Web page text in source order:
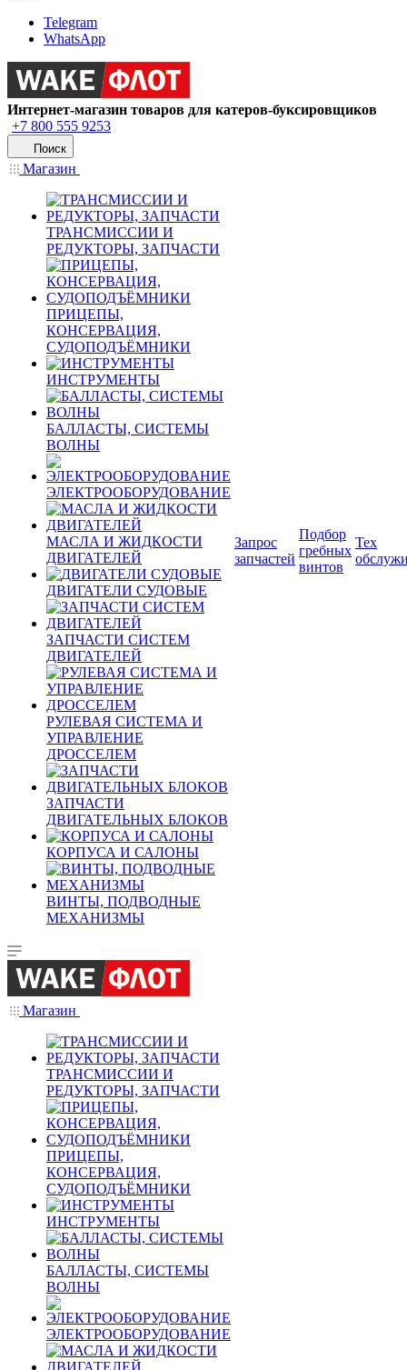
Telegram
WhatsApp
Интернет-магазин товаров для катеров-буксировщиков
+7 800 555 9253
Поиск
Магазин
ТРАНСМИССИИ И
РЕДУКТОРЫ, ЗАПЧАСТИ
ПРИЦЕПЫ,
КОНСЕРВАЦИЯ,
СУДОПОДЪЁМНИКИ
ИНСТРУМЕНТЫ
БАЛЛАСТЫ, СИСТЕМЫ
ВОЛНЫ
ЭЛЕКТРООБОРУДОВАНИЕ
МАСЛА И ЖИДКОСТИ
ДВИГАТЕЛЕЙ
ДВИГАТЕЛИ СУДОВЫЕ
ЗАПЧАСТИ СИСТЕМ
ДВИГАТЕЛЕЙ
РУЛЕВАЯ СИСТЕМА И
УПРАВЛЕНИЕ
ДРОССЕЛЕМ
ЗАПЧАСТИ
ДВИГАТЕЛЬНЫХ БЛОКОВ
КОРПУСА И САЛОНЫ
ВИНТЫ, ПОДВОДНЫЕ
МЕХАНИЗМЫ
Запрос
запчастей
Подбор
гребных
винтов
Тех
Магазин
ТРАНСМИССИИ И
РЕДУКТОРЫ, ЗАПЧАСТИ
ПРИЦЕПЫ,
КОНСЕРВАЦИЯ,
СУДОПОДЪЁМНИКИ
ИНСТРУМЕНТЫ
БАЛЛАСТЫ, СИСТЕМЫ
ВОЛНЫ
ЭЛЕКТРООБОРУДОВАНИЕ